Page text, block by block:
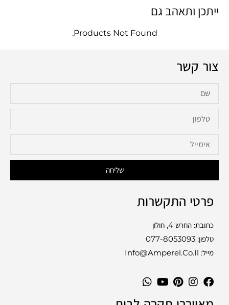
ייתכן ותאהב גם
Products Not Found.
צור קשר
שליחה
פרטי התקשרות
כתובת: החרש 4, חולון
טלפון: 077-8053093
מייל: Info@amperel.co.il